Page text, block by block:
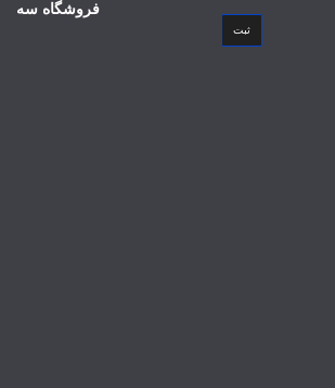
ثبت
فروشگاه سه